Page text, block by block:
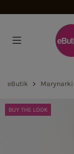
eButik Marynarki
BUY THE LOOK